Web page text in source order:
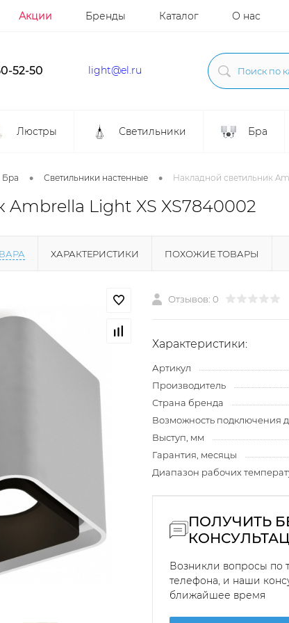
Акции Бренды Каталог О нас
52-50 light@el.ru
Люстры Светильники Бра
Бра • Светильники настенные • Накладной светильник
Ambrella Light XS XS7840002
ХАРАКТЕРИСТИКИ ПОХОЖИЕ ТОВАРЫ
Отзывов: 0
Характеристики:
Артикул
Производитель
Страна бренда
Возможность подключения
Выступ, мм
Гарантия, месяцы
Диапазон рабочих
ПОЛУЧИТЬ
Возникли вопросы по
телефона, и наши
ближайшее время